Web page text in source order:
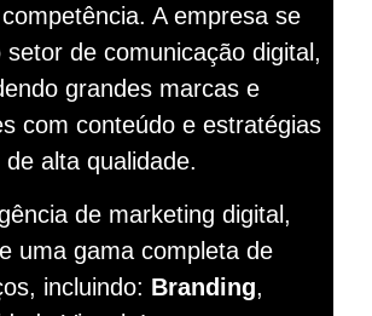
A empresa se
setor de comunicação digital,
grandes marcas e
com conteúdo e estratégias
de alta qualidade.
de marketing digital,
uma gama completa de
incluindo: Branding,